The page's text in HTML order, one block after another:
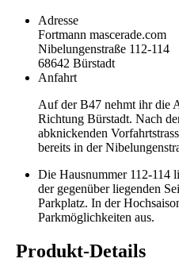
Adresse
Fortmann mascerade.com
Nibelungenstraße 112-114
68642 Bürstadt
Anfahrt
Auf der B47 nehmt ihr die
Richtung Bürstadt. Nach
abknickenden
bereits in der
Die Hausnummer 112-114
der gegenüber liegenden
Parkplatz. In der
Parkmöglichkeiten aus.
Produkt-Details